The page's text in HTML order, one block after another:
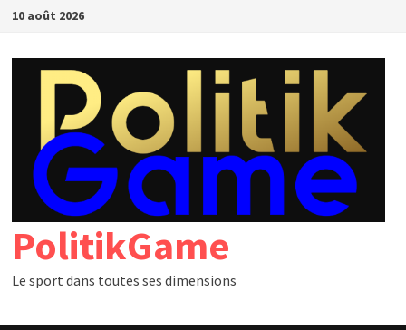
Passer
contenu
10 août 2026
PolitikGame
Le sport dans toutes ses dimensions